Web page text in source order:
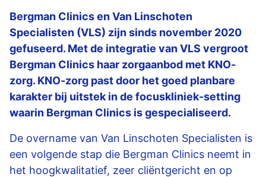
Bergman Clinics en Van Linschoten
Specialisten (VLS) zijn sinds november 2020
gefuseerd. Met de integratie van VLS vergroot
Bergman Clinics haar zorgaanbod met KNO-
zorg. KNO-zorg past door het goed planbare
karakter bij uitstek in de focuskliniek-setting
waarin Bergman Clinics is gespecialiseerd.
De overname van Van Linschoten Specialisten is
een volgende stap die Bergman Clinics neemt in
het hoogkwalitatief, zeer cliëntgericht en op